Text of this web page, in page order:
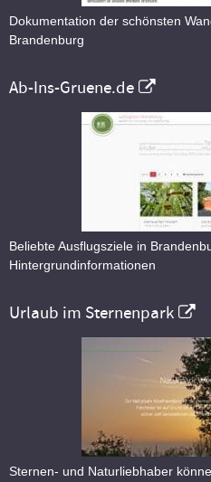
Dokumentation der schönsten
Brandenburg
Ab-Ins-Gruene.de
Beliebte Ausflugsziele in
Hintergrundinformationen
Urlaub im Sternenpark
Sternen- und Naturliebhaber